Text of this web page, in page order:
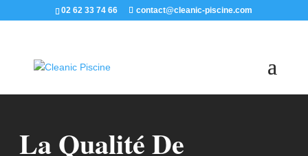
02 62 33 74 66 contact@cleanic-piscine.com
La Qualité De